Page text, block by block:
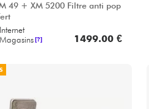
49 + XM 5200 Filtre anti pop
Internet
Magasins[?] 1499.00 €